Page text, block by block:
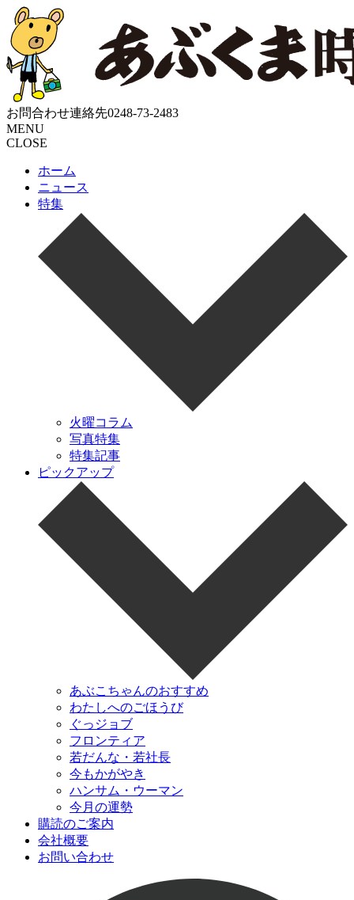
お問合わせ連絡先0248-73-2483
MENU
CLOSE
ホーム
ニュース
特集
火曜コラム
写真特集
特集記事
ピックアップ
あぶこちゃんのおすすめ
わたしへのごほうび
ぐっジョブ
フロンティア
若だんな・若社長
今もかがやき
ハンサム・ウーマン
今月の運勢
購読のご案内
会社概要
お問い合わせ